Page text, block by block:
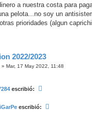
a nuestra costa para
pelota...no soy un
prioridades (algun
2022/2023
» Mar, 17 May 2022, 11:48
escribió:
escribió: